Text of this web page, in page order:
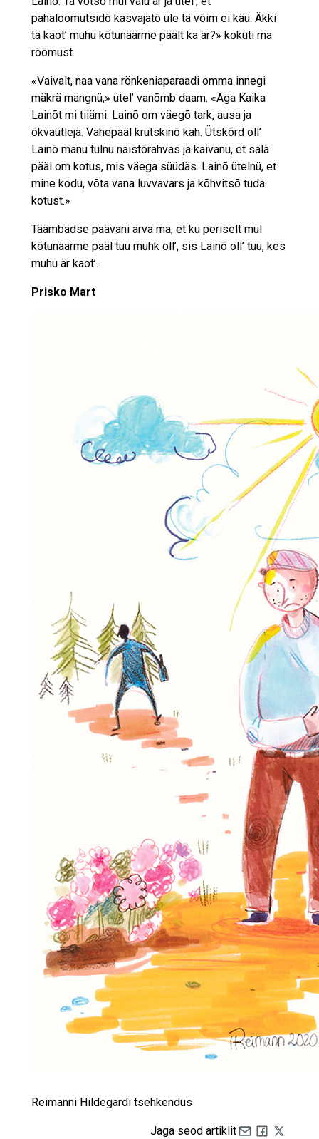
pahaloomutsidõ kasvajatõ üle tä võim ei käü. Äkki
tä kaot’ muhu kõtunäärme päält ka är?» kokuti ma
rõõmust.
«Vaivalt, naa vana rönkeniaparaadi omma innegi
mäkrä mängnü,» ütel’ vanõmb daam. «Aga Kaika
Lainõt mi tiiämi. Lainõ om väegõ tark, ausa ja
õkvaütlejä. Vahepääl krutskinõ kah. Ütskõrd oll’
Lainõ manu tulnu naistõrahvas ja kaivanu, et sälä
pääl om kotus, mis väega süüdäs. Lainõ ütelnü, et
mine kodu, võta vana luvvavars ja kõhvitsõ tuda
kotust.»
Täämbädse pääväni arva ma, et ku periselt mul
kõtunäärme pääl tuu muhk oll’, sis Lainõ oll’ tuu, kes
muhu är kaot’.
Prisko Mart
Reimanni Hildegardi tsehkendüs
Jaga seod artiklit